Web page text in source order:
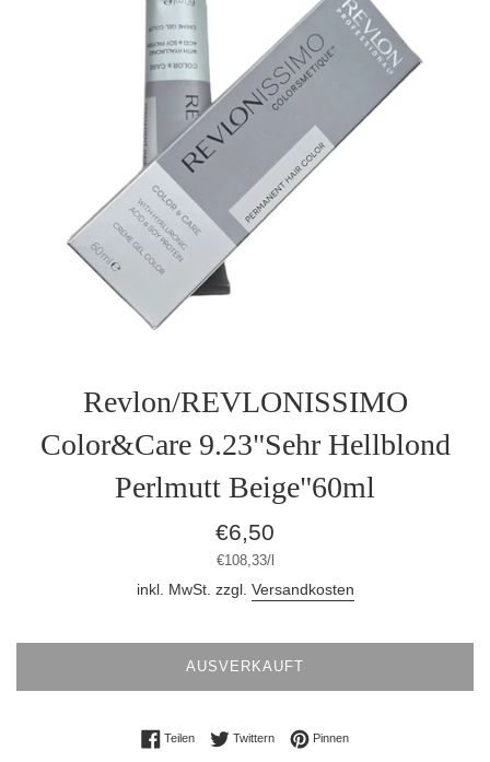
Revlon/REVLONISSIMO
Color&Care 9.23"Sehr Hellblond
Perlmutt Beige"60ml
Normaler
Preis
€6,50
Stückpreis
€108,33/pro
l
inkl. MwSt. zzgl. Versandkosten
AUSVERKAUFT
TeilenAuf Facebook teilen
TwitternAuf Twitter twittern
PinnenAuf Pinterest pinnen